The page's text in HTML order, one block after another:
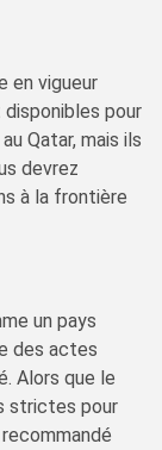
en vigueur
disponibles pour
Qatar, mais ils
devrez
à la frontière
un pays
des actes
Alors que le
strictes pour